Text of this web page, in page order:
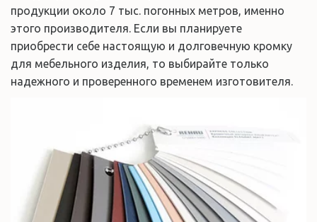
продукции около 7 тыс. погонных метров, именно
этого производителя. Если вы планируете
приобрести себе настоящую и долговечную кромку
для мебельного изделия, то выбирайте только
надежного и проверенного временем изготовителя.